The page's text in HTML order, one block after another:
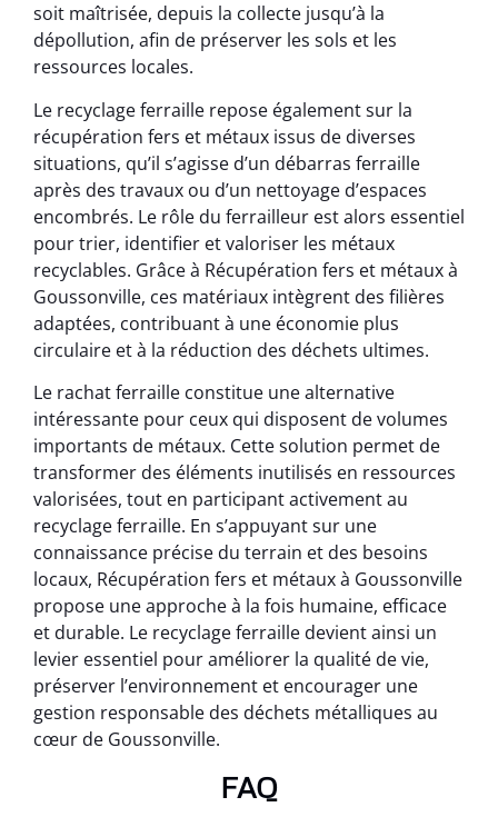
soit maîtrisée, depuis la collecte jusqu’à la
dépollution, afin de préserver les sols et les
ressources locales.
Le recyclage ferraille repose également sur la
récupération fers et métaux issus de diverses
situations, qu’il s’agisse d’un débarras ferraille
après des travaux ou d’un nettoyage d’espaces
encombrés. Le rôle du ferrailleur est alors essentiel
pour trier, identifier et valoriser les métaux
recyclables. Grâce à Récupération fers et métaux à
Goussonville, ces matériaux intègrent des filières
adaptées, contribuant à une économie plus
circulaire et à la réduction des déchets ultimes.
Le rachat ferraille constitue une alternative
intéressante pour ceux qui disposent de volumes
importants de métaux. Cette solution permet de
transformer des éléments inutilisés en ressources
valorisées, tout en participant activement au
recyclage ferraille. En s’appuyant sur une
connaissance précise du terrain et des besoins
locaux, Récupération fers et métaux à Goussonville
propose une approche à la fois humaine, efficace
et durable. Le recyclage ferraille devient ainsi un
levier essentiel pour améliorer la qualité de vie,
préserver l’environnement et encourager une
gestion responsable des déchets métalliques au
cœur de Goussonville.
FAQ